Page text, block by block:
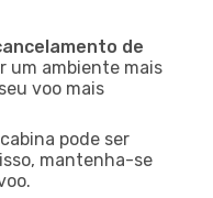
de
um ambiente mais
voo mais
pode ser
mantenha-se